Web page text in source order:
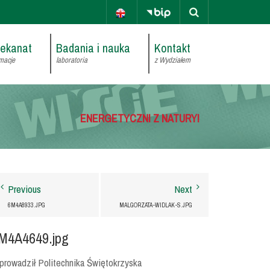
Badania i nauka
laboratoria
Kontakt
z Wydziałem
ENERGETYCZNI Z NATURY!
Previous
6M4A8933.JPG
Next
MALGORZATA-WIDLAK-S.JPG
Politechnika Świętokrzyska